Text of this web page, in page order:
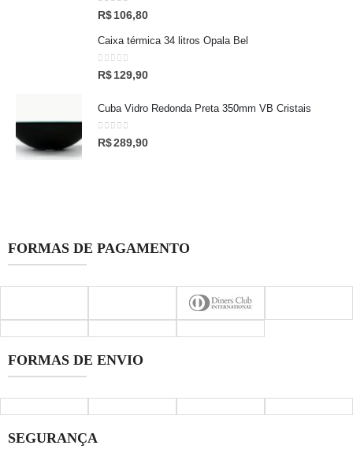
0out of 5
R$106,80
Caixa térmica 34 litros Opala Bel
0out of 5
R$129,90
Cuba Vidro Redonda Preta 350mm VB Cristais
0out of 5
R$289,90
FORMAS DE PAGAMENTO
FORMAS DE ENVIO
SEGURANÇA